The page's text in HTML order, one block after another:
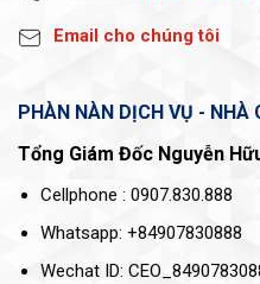
Email cho chúng tôi
PHÀN NÀN DỊCH VỤ - NHÀ
Tổng Giám Đốc Nguyễn
Cellphone : 0907.830.888
Whatsapp: +84907830888
Wechat ID: